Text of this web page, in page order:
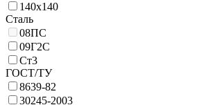
140х140
Сталь
08ПС
09Г2С
Ст3
ГОСТ/ТУ
8639-82
30245-2003